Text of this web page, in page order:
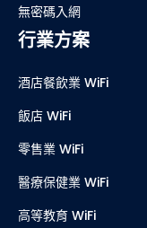
無密碼入網
行業方案
酒店餐飲業 WiFi
飯店 WiFi
零售業 WiFi
醫療保健業 WiFi
高等教育 WiFi